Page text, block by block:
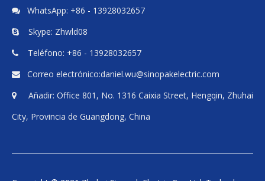
kV para compensación
reactiva
kV para puesta en marcha
STATCOM refrigerado por
 WhatsApp: +86 - 13928032657
 Skype: Zhwld08
 Teléfono: +86 - 13928032657
 Correo electrónico:daniel.wu@sinopakelectric.com
 Añadir: Office 801, No. 1316 Caixia Street, Hengqin, Zhuhai
City, Provincia de Guangdong, China